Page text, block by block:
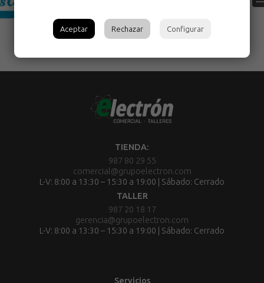
TIENDA:
987 80 29 55
comercial@grupoelectron.com
L-V: 8:00 a 13:30 – 15:30 a 19:00 | Sábado: Cerrado
TALLER
987 20 18 17
gerencia@grupoelectron.com
L-V: 8:00 a 13:30 – 15:30 a 19:00 | Sábado: Cerrado
Servicios
Aceptar Rechazar Configurar